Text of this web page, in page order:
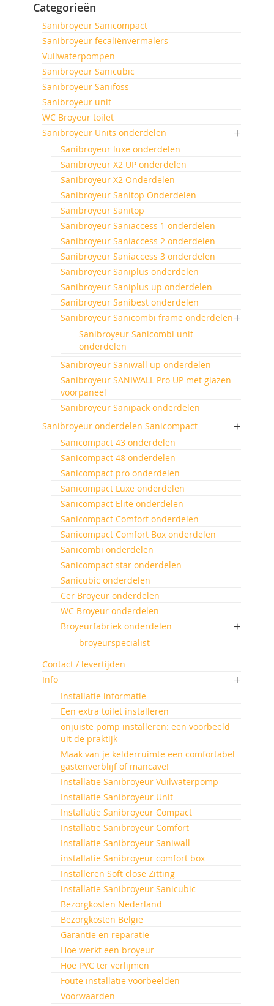
Categorieën
Sanibroyeur Sanicompact
Sanibroyeur fecaliënvermalers
Vuilwaterpompen
Sanibroyeur Sanicubic
Sanibroyeur Sanifoss
Sanibroyeur unit
WC Broyeur toilet
Sanibroyeur Units onderdelen
Sanibroyeur luxe onderdelen
Sanibroyeur X2 UP onderdelen
Sanibroyeur X2 Onderdelen
Sanibroyeur Sanitop Onderdelen
Sanibroyeur Sanitop
Sanibroyeur Saniaccess 1 onderdelen
Sanibroyeur Saniaccess 2 onderdelen
Sanibroyeur Saniaccess 3 onderdelen
Sanibroyeur Saniplus onderdelen
Sanibroyeur Saniplus up onderdelen
Sanibroyeur Sanibest onderdelen
Sanibroyeur Sanicombi frame onderdelen
Sanibroyeur Sanicombi unit
onderdelen
Sanibroyeur Saniwall up onderdelen
Sanibroyeur SANIWALL Pro UP met glazen
voorpaneel
Sanibroyeur Sanipack onderdelen
Sanibroyeur onderdelen Sanicompact
Sanicompact 43 onderdelen
Sanicompact 48 onderdelen
Sanicompact pro onderdelen
Sanicompact Luxe onderdelen
Sanicompact Elite onderdelen
Sanicompact Comfort onderdelen
Sanicompact Comfort Box onderdelen
Sanicombi onderdelen
Sanicompact star onderdelen
Sanicubic onderdelen
Cer Broyeur onderdelen
WC Broyeur onderdelen
Broyeurfabriek onderdelen
broyeurspecialist
Contact / levertijden
Info
Installatie informatie
Een extra toilet installeren
onjuiste pomp installeren: een voorbeeld
uit de praktijk
Maak van je kelderruimte een comfortabel
gastenverblijf of mancave!
Installatie Sanibroyeur Vuilwaterpomp
Installatie Sanibroyeur Unit
Installatie Sanibroyeur Compact
Installatie Sanibroyeur Comfort
Installatie Sanibroyeur Saniwall
installatie Sanibroyeur comfort box
Installeren Soft close Zitting
installatie Sanibroyeur Sanicubic
Bezorgkosten Nederland
Bezorgkosten België
Garantie en reparatie
Hoe werkt een broyeur
Hoe PVC ter verlijmen
Foute installatie voorbeelden
Voorwaarden